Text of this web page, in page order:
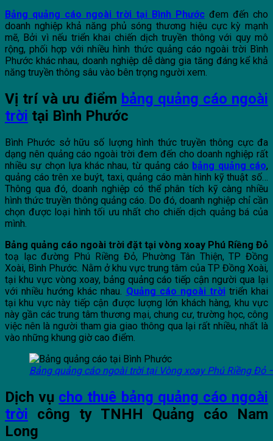
Bảng quảng cáo ngoài trời tại Bình Phước đem đến cho
doanh nghiệp khả năng phủ sóng thương hiệu cực kỳ mạnh
mẽ, Bởi vì nếu triển khai chiến dịch truyền thông với quy mô
rộng, phối hợp với nhiều hình thức quảng cáo ngoài trời Bình
Phước khác nhau, doanh nghiệp dễ dàng gia tăng đáng kể khả
năng truyền thông sâu vào bên trọng người xem.
Vị trí và ưu điểm bảng quảng cáo ngoài
trời tại Bình Phước
Bình Phước sở hữu số lượng hình thức truyền thông cực đa
dạng nên quảng cáo ngoài trời đem đến cho doanh nghiệp rất
nhiều sự chọn lựa khác nhau, từ quảng cáo bảng quảng cáo,
quảng cáo trên xe buýt, taxi, quảng cáo màn hình kỹ thuật số…
Thông qua đó, doanh nghiệp có thể phân tích kỹ càng nhiều
hình thức truyền thông quảng cáo. Do đó, doanh nghiệp chỉ cần
chọn được loại hình tối ưu nhất cho chiến dịch quảng bá của
mình.
Bảng quảng cáo ngoài trời đặt tại vòng xoay Phú Riềng Đỏ
toạ lạc đường Phú Riềng Đỏ, Phường Tân Thiện, TP Đồng
Xoài, Bình Phước. Nằm ở khu vực trung tâm của TP Đồng Xoài,
tại khu vực vòng xoay, bảng quảng cáo tiếp cận người qua lại
với nhiều hướng khác nhau. Quảng cáo ngoài trờitriển khai
tại khu vực này tiếp cận được lượng lớn khách hàng, khu vực
này gần các trung tâm thương mại, chung cư, trường học, công
việc nên là người tham gia giao thông qua lại rất nhiều, nhất là
vào những khung giờ cao điểm.
Bảng quảng cáo ngoài trời tại Vòng xoay Phú Riềng Đỏ
Dịch vụ cho thuê bảng quảng cáo ngoài
trời công ty TNHH Quảng cáo Nam
Long